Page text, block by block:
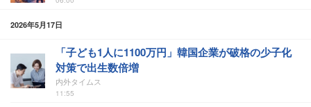
2026年5月17日
「子ども1人に1100万円」韓国企業が破格の少子化
対策で出生数倍増
内外タイムス
11:55